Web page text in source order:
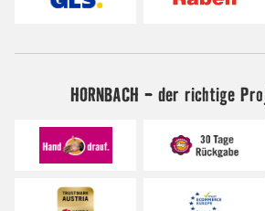
HORNBACH - der richtige